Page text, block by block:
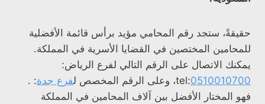
حقيقةً، ستجد رقم المحامي مؤيد برأس قائمة الأفضلية
للمحامين المختصين في القضايا الأسرية في المملكة.
يمكنك الاتصال على الرقم التالي لفرع الرياض:
tel:0510010700 ، وعلى الرقم المخصص لفرع جدة: .
فهو المختار الأفضل بين آلاف المحامين في المملكة